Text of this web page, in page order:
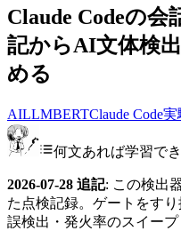
Claude Codeの会
記からAI文体検
める
AILLMBERTClaude Code実
何文あれば学習で
2026-07-28 追記: この検出
た点検記録。ゲートをすり
誤検出・発火率のスイー